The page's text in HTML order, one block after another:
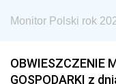
Monitor Polski rok
OBWIESZCZENIE
GOSPODARKI z